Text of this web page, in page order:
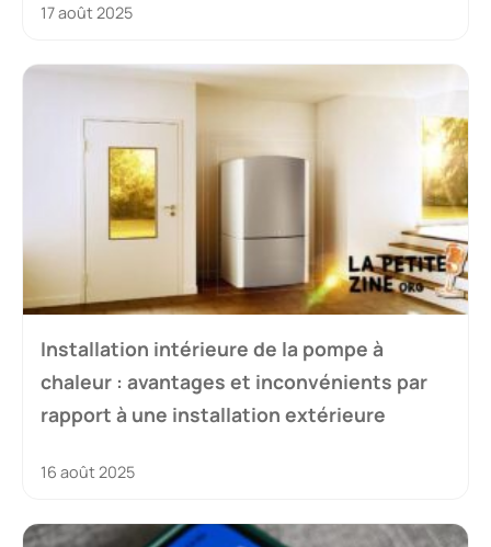
17 août 2025
Installation intérieure de la pompe à
chaleur : avantages et inconvénients par
rapport à une installation extérieure
16 août 2025